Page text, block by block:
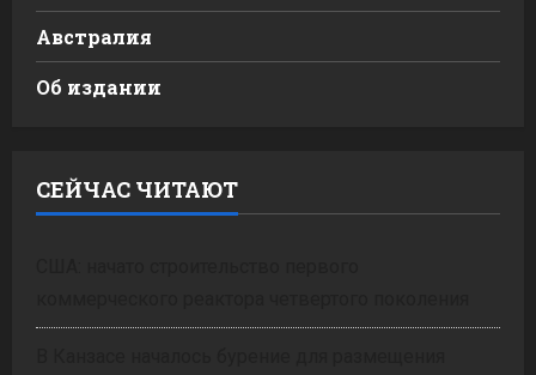
Австралия
Об издании
СЕЙЧАС ЧИТАЮТ